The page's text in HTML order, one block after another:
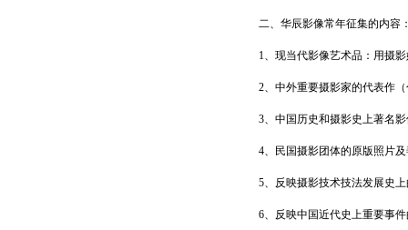
二、华辰影像常年征集的内容
1、现当代影像艺术品：用摄
2、中外重要摄影家的代表作
3、中国历史和摄影史上著名
4、民国摄影团体的原版照片
5、反映摄影技术技法发展史
6、反映中国近代史上重要事